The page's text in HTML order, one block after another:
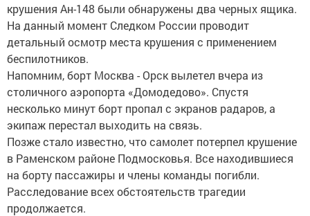
крушения Ан-148 были обнаружены два черных ящика.
На данный момент Следком России проводит
детальный осмотр места крушения с применением
беспилотников.
Напомним, борт Москва - Орск вылетел вчера из
столичного аэропорта «Домодедово». Спустя
несколько минут борт пропал с экранов радаров, а
экипаж перестал выходить на связь.
Позже стало известно, что самолет потерпел крушение
в Раменском районе Подмосковья. Все находившиеся
на борту пассажиры и члены команды погибли.
Расследование всех обстоятельств трагедии
продолжается.